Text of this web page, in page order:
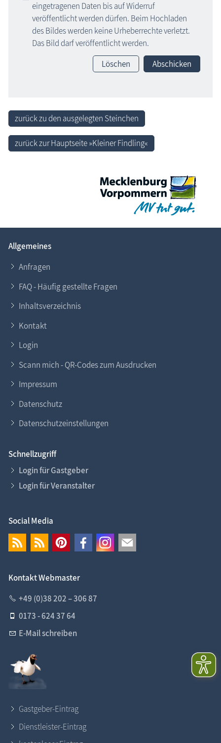
eingetragenen Daten bis auf Widerruf
veröffentlicht werden dürfen. Beim Hochladen
des Bildes werden keine Urheberrechte verletzt.
Das Bild darf veröffentlicht werden.
Löschen
Abschicken
zurück zu den ausgelegten Steinchen
zurück zur Hauptseite »Kleiner Findling«
Allgemeines
Anfragen
FAQ - Häufig gestellte Fragen
Inhaltsverzeichnis
Kontakt
Login
Scann mich - QR-Codes zum Ausdrucken
Impressum
Datenschutz
Datenschutzeinstellungen
Schnellzugriff
Login für Gastgeber
Login für Veranstalter
Social Media
Kontakt Webmaster
+49 (0)38 202 – 306 87
0173 - 624 37 64
E-Mail schreiben
Gastgeber-Eintrag
Dienstleister-Eintrag